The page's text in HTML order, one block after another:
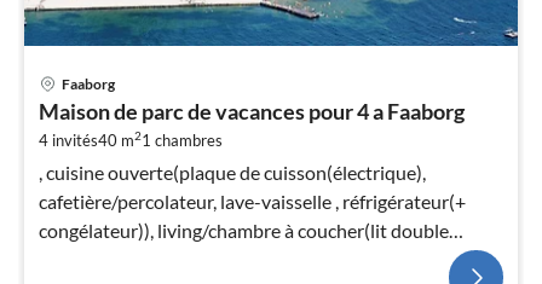
Faaborg
Maison de parc de vacances pour 4 a Faaborg
4 invités40 m21 chambres
, cuisine ouverte(plaque de cuisson(électrique),
cafetière/percolateur, lave-vaisselle , réfrigérateur(+
congélateur)), living/chambre à coucher(lit double